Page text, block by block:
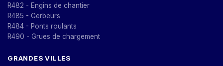
R482 - Engins de chantier
R485 - Gerbeurs
R484 - Ponts roulants
R490 - Grues de chargement
GRANDES VILLES